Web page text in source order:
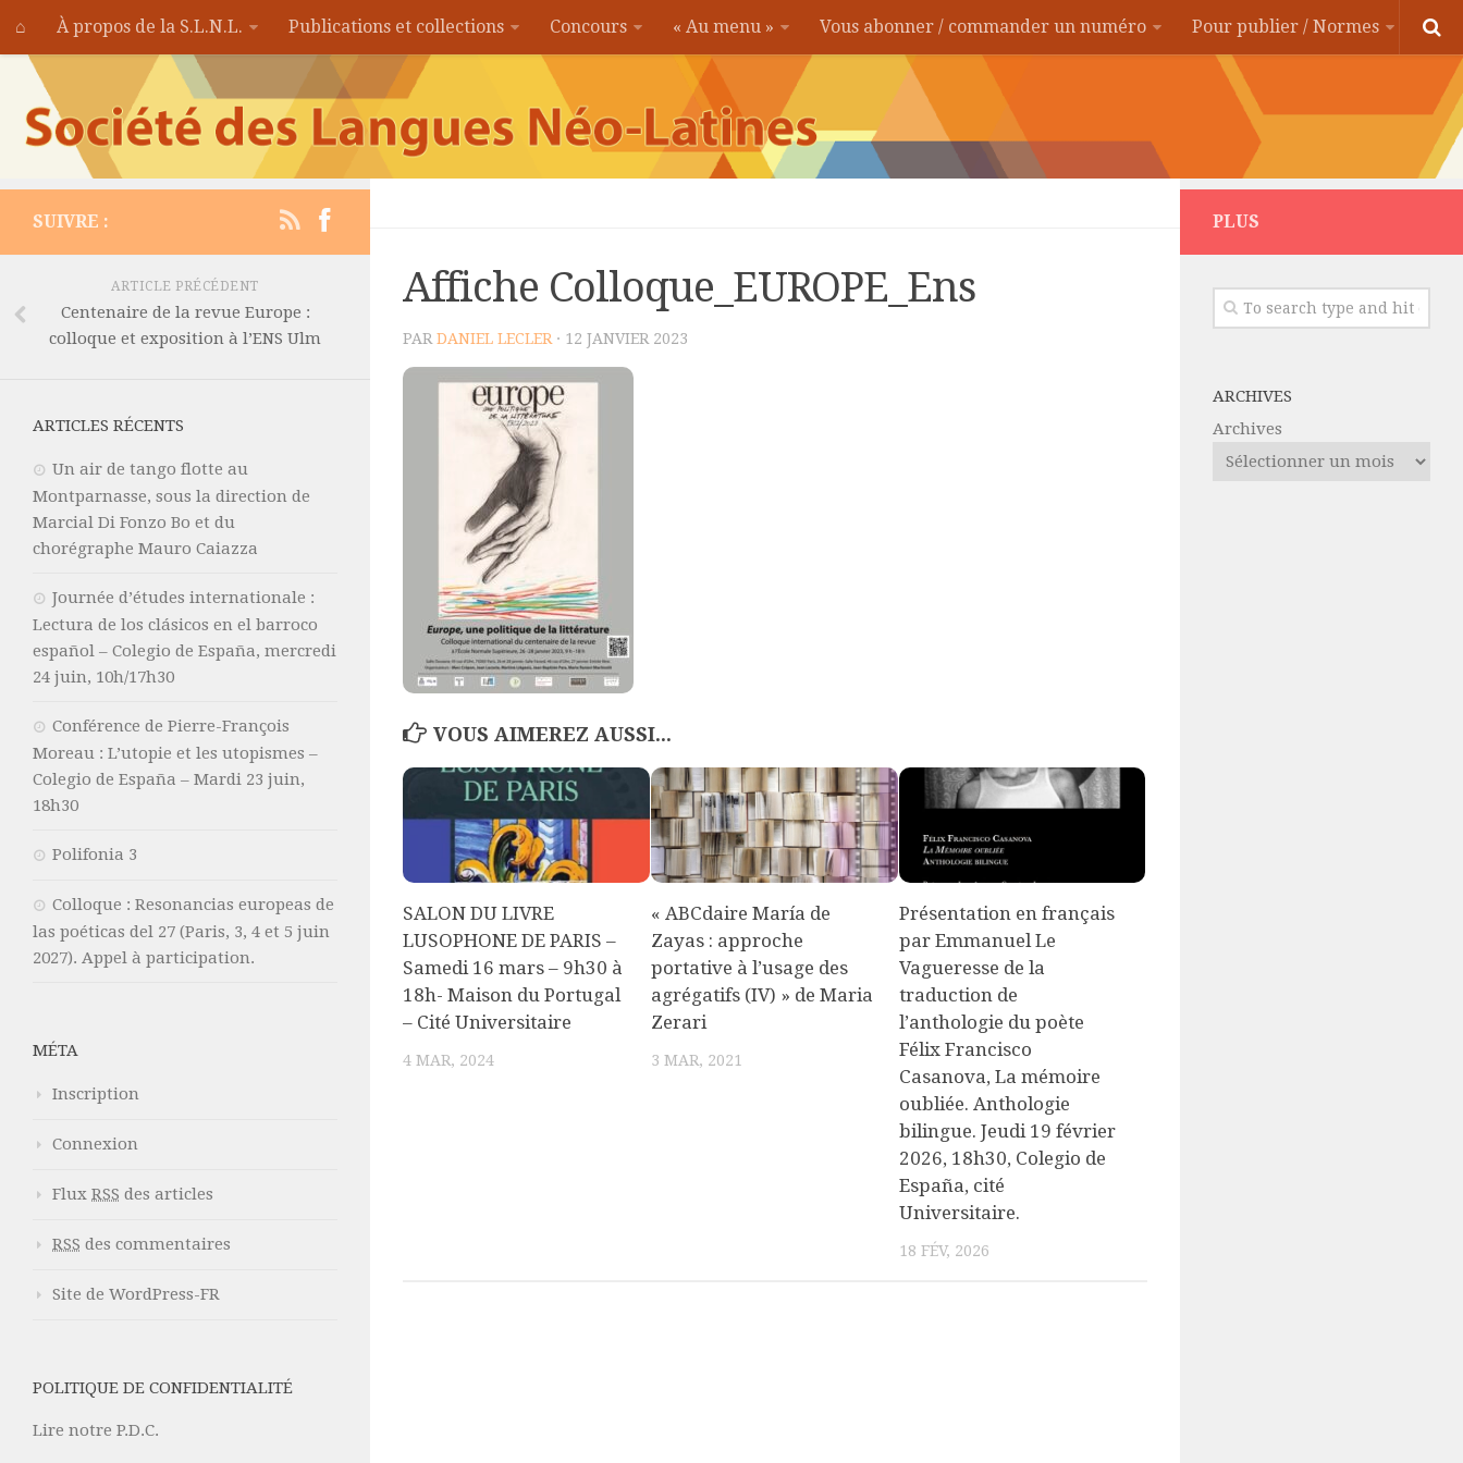
⌂ À propos de la S.L.N.L. Publications et collections Concours « Au menu » Vous abonner / commander un numéro Pour publier / Normes
Affiche Colloque_EUROPE_Ens
PAR DANIEL LECLER · 12 JANVIER 2023
VOUS AIMEREZ AUSSI...
SALON DU LIVRE
LUSOPHONE DE PARIS –
Samedi 16 mars – 9h30 à
18h- Maison du Portugal
– Cité Universitaire
4 MAR, 2024
« ABCdaire María de
Zayas : approche
portative à l’usage des
agrégatifs (IV) » de Maria
Zerari
3 MAR, 2021
Présentation en français
par Emmanuel Le
Vagueresse de la
traduction de
l’anthologie du poète
Félix Francisco
Casanova, La mémoire
oubliée. Anthologie
bilingue. Jeudi 19 février
2026, 18h30, Colegio de
España, cité
Universitaire.
18 FÉV, 2026
SUIVRE :
ARTICLE PRÉCÉDENT
Centenaire de la revue Europe :
colloque et exposition à l’ENS Ulm
ARTICLES RÉCENTS
Un air de tango flotte au
Montparnasse, sous la direction de
Marcial Di Fonzo Bo et du
chorégraphe Mauro Caiazza
Journée d’études internationale :
Lectura de los clásicos en el barroco
español – Colegio de España, mercredi
24 juin, 10h/17h30
Conférence de Pierre-François
Moreau : L’utopie et les utopismes –
Colegio de España – Mardi 23 juin,
18h30
Polifonia 3
Colloque : Resonancias europeas de
las poéticas del 27 (Paris, 3, 4 et 5 juin
2027). Appel à participation.
MÉTA
Inscription
Connexion
Flux RSS des articles
RSS des commentaires
Site de WordPress-FR
POLITIQUE DE CONFIDENTIALITÉ
Lire notre P.D.C.
PLUS
ARCHIVES
Archives